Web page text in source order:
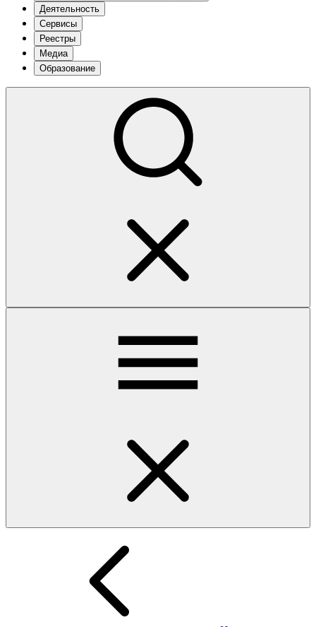
Деятельность
Сервисы
Реестры
Медиа
Образование